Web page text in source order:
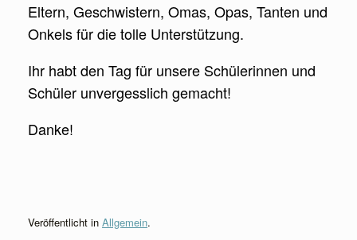
Eltern, Geschwistern, Omas, Opas, Tanten und
Onkels für die tolle Unterstützung.
Ihr habt den Tag für unsere Schülerinnen und
Schüler unvergesslich gemacht!
Danke!
Veröffentlicht in Allgemein.